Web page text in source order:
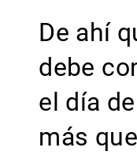
De ahí
debe
el día
más